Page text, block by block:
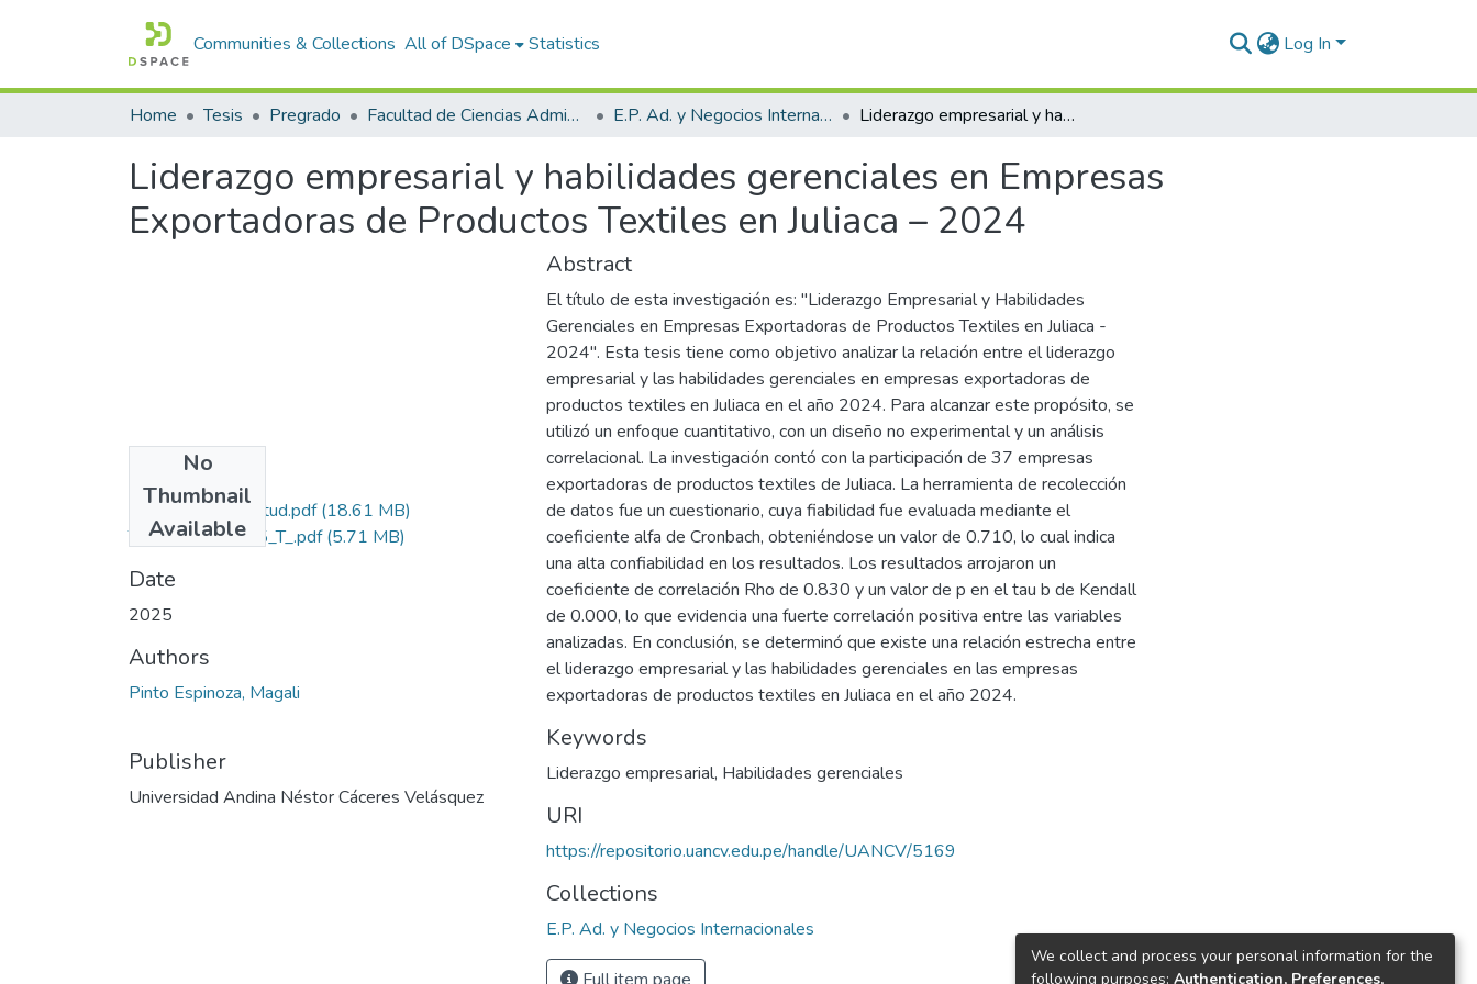
Communities & Collections All of DSpace Statistics Log In
Home Tesis Pregrado Facultad de Ciencias Administrativas E.P. Ad. y Negocios Internacionales Liderazgo empresarial y habilidades gerenciales en Empresas Exportadoras de Productos Textiles en Juliaca – 2024
Liderazgo empresarial y habilidades gerenciales en Empresas
Exportadoras de Productos Textiles en Juliaca – 2024
No
Thumbnail
Available
Grado de Similitud.pdf(18.61 MB)
T036_75657355_T_.pdf(5.71 MB)
Date
2025
Authors
Pinto Espinoza, Magali
Publisher
Universidad Andina Néstor Cáceres Velásquez
Abstract
El título de esta investigación es: "Liderazgo Empresarial y Habilidades
Gerenciales en Empresas Exportadoras de Productos Textiles en Juliaca -
2024". Esta tesis tiene como objetivo analizar la relación entre el liderazgo
empresarial y las habilidades gerenciales en empresas exportadoras de
productos textiles en Juliaca en el año 2024. Para alcanzar este propósito, se
utilizó un enfoque cuantitativo, con un diseño no experimental y un análisis
correlacional. La investigación contó con la participación de 37 empresas
exportadoras de productos textiles de Juliaca. La herramienta de recolección
de datos fue un cuestionario, cuya fiabilidad fue evaluada mediante el
coeficiente alfa de Cronbach, obteniéndose un valor de 0.710, lo cual indica
una alta confiabilidad en los resultados. Los resultados arrojaron un
coeficiente de correlación Rho de 0.830 y un valor de p en el tau b de Kendall
de 0.000, lo que evidencia una fuerte correlación positiva entre las variables
analizadas. En conclusión, se determinó que existe una relación estrecha entre
el liderazgo empresarial y las habilidades gerenciales en las empresas
exportadoras de productos textiles en Juliaca en el año 2024.
Keywords
Liderazgo empresarial, Habilidades gerenciales
URI
https://repositorio.uancv.edu.pe/handle/UANCV/5169
Collections
E.P. Ad. y Negocios Internacionales
We collect and process your personal information for the
following purposes: Authentication, Preferences,